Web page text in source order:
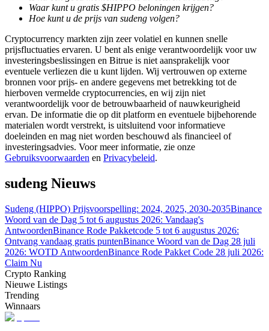
Gids
Futures-startgids
Handelsstrategieën
Leer hoe u winstgevend kunt blijven
Waar kunt u gratis $HIPPO beloningen krijgen?
Hoe kunt u de prijs van sudeng volgen?
Cryptocurrency markten zijn zeer volatiel en kunnen snelle
prijsfluctuaties ervaren. U bent als enige verantwoordelijk voor uw
investeringsbeslissingen en Bitrue is niet aansprakelijk voor
eventuele verliezen die u kunt lijden. Wij vertrouwen op externe
bronnen voor prijs- en andere gegevens met betrekking tot de
hierboven vermelde cryptocurrencies, en wij zijn niet
verantwoordelijk voor de betrouwbaarheid of nauwkeurigheid
ervan. De informatie die op dit platform en eventuele bijbehorende
materialen wordt verstrekt, is uitsluitend voor informatieve
doeleinden en mag niet worden beschouwd als financieel of
investeringsadvies. Voor meer informatie, zie onze
Gebruiksvoorwaarden en Privacybeleid.
sudeng Nieuws
Sudeng (HIPPO) Prijsvoorspelling: 2024, 2025, 2030-2035Binance
Woord van de Dag 5 tot 6 augustus 2026: Vandaag's
AntwoordenBinance Rode Pakketcode 5 tot 6 augustus 2026:
Ontvang vandaag gratis puntenBinance Woord van de Dag 28 juli
2026: WOTD AntwoordenBinance Rode Pakket Code 28 juli 2026:
Claim Nu
Crypto Ranking
Nieuwe Listings
Trending
Winnaars